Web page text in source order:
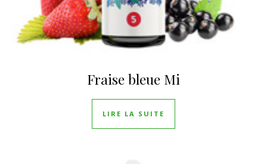
Fraise bleue Mi
LIRE LA SUITE